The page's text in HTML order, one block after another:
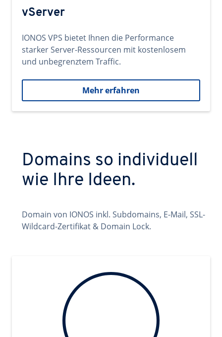
vServer
IONOS VPS bietet Ihnen die Performance
starker Server-Ressourcen mit kostenlosem
und unbegrenztem Traffic.
Mehr erfahren
Domains so individuell
wie Ihre Ideen.
Domain von IONOS inkl. Subdomains, E-Mail, SSL-
Wildcard-Zertifikat & Domain Lock.